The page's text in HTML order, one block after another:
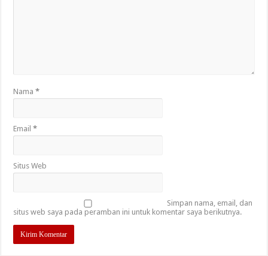
Nama*
Email*
Situs Web
Simpan nama, email, dan
situs web saya pada peramban ini untuk komentar saya berikutnya.